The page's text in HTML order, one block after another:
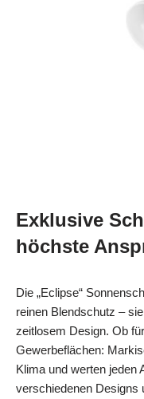
Exklusive
höchste
Die „Eclipse“
reinen Blendschutz –
zeitlosem Design. Ob
Gewerbeflächen:
Klima und werten jeden
verschiedenen Designs